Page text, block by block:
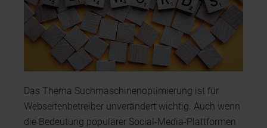
Das Thema Suchmaschinenoptimierung ist für
Webseitenbetreiber unverändert wichtig. Auch wenn
die Bedeutung populärer Social-Media-Plattformen